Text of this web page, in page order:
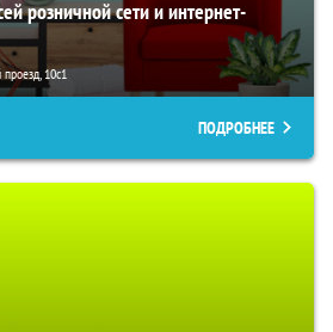
розничной сети и интернет-
10с1
ПОДРОБНЕЕ